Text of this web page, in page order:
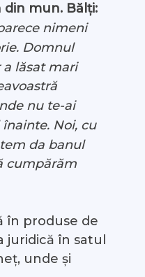
mun. Bălți:
nimeni
Domnul
a lăsat mari
nu te-ai
Noi, cu
da banul
cumpărăm
în produse de
juridică în satul
unde și